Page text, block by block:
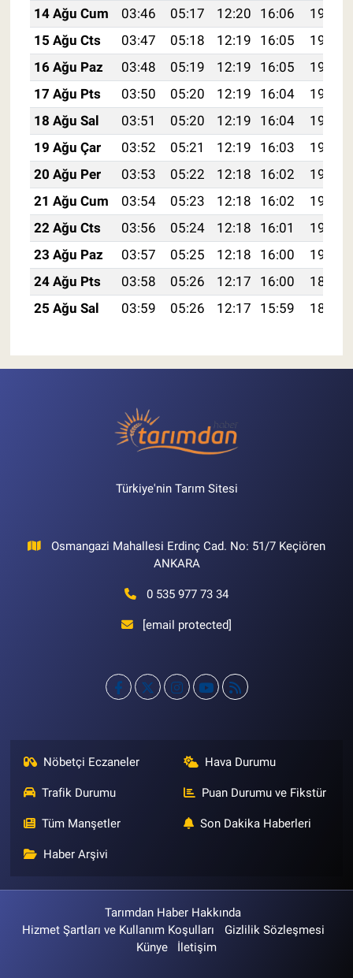
14 Ağu Cum
03:46 05:17 12:20 16:06
19:12
15 Ağu Cts
03:47 05:18 12:19 16:05
19:11
16 Ağu Paz
03:48 05:19 12:19 16:05
19:10
17 Ağu Pts
03:50 05:20 12:19 16:04
19:09
18 Ağu Sal
03:51 05:20 12:19 16:04
19:07
19 Ağu Çar
03:52 05:21 12:19 16:03
19:06
20 Ağu Per
03:53 05:22 12:18 16:02
19:05
21 Ağu Cum
03:54 05:23 12:18 16:02
19:03
22 Ağu Cts
03:56 05:24 12:18 16:01
19:02
23 Ağu Paz
03:57 05:25 12:18 16:00
19:01
24 Ağu Pts
03:58 05:26 12:17 16:00
18:59
25 Ağu Sal
03:59 05:26 12:17 15:59 18:58
Türkiye'nin Tarım Sitesi
Osmangazi Mahallesi Erdinç Cad. No: 51/7 Keçiören
ANKARA
0 535 977 73 34
[email protected]
Nöbetçi Eczaneler Hava Durumu
Trafik Durumu Puan Durumu ve Fikstür
Tüm Manşetler Son Dakika Haberleri
Haber Arşivi
Tarımdan Haber Hakkında
Hizmet Şartları ve Kullanım Koşulları
Gizlilik Sözleşmesi
Künye
İletişim